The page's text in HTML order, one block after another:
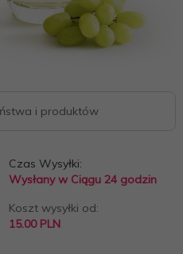
i produktów
Czas Wysyłki:
Wysłany w Ciągu 24 godzin
Koszt wysyłki od:
15.00 PLN